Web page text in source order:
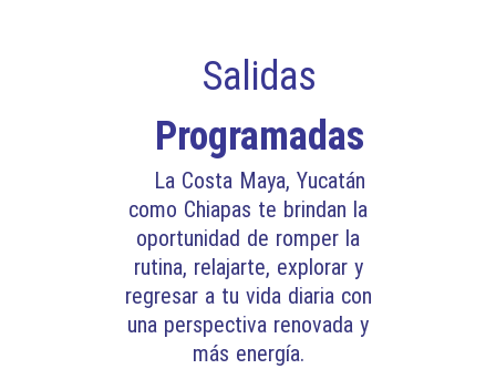
Salidas
Programadas
La Costa Maya, Yucatán
como Chiapas te brindan la
oportunidad de romper la
rutina, relajarte, explorar y
regresar a tu vida diaria con
una perspectiva renovada y
más energía.